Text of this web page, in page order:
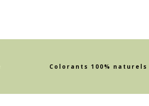
Colorants 100% naturels